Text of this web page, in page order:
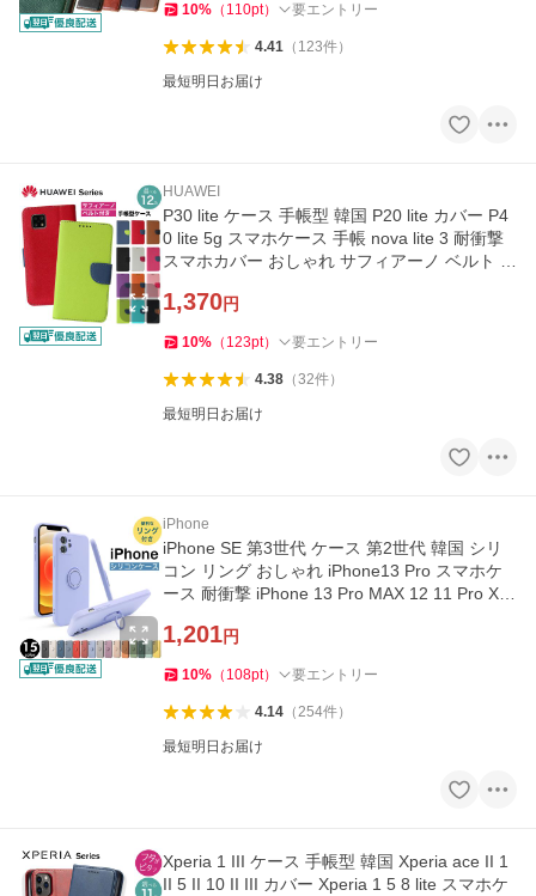
10% （ 110pt） 要エントリー
4.41（ 123件）
最短明日お届け
HUAWEI
P30 lite ケース 手帳型 韓国 P20 lite カバー P4
0 lite 5g スマホケース 手帳 nova lite 3 耐衝撃
スマホカバー おしゃれ サフィアーノ ベルト H
1,370円
10% （ 123pt） 要エントリー
4.38（32件）
最短明日お届け
iPhone
iPhone SE 第3世代 ケース 第2世代 韓国 シリ
コン リング おしゃれ iPhone13 Pro スマホケ
ース 耐衝撃 iPhone 13 Pro MAX 12 11 Pro X X
1,201円
10% （ 108pt） 要エントリー
4.14（254件）
最短明日お届け
Xperia 1 III ケース 手帳型 韓国 Xperia ace II 1
II 5 II 10 II III カバー Xperia 1 5 8 lite スマホケ